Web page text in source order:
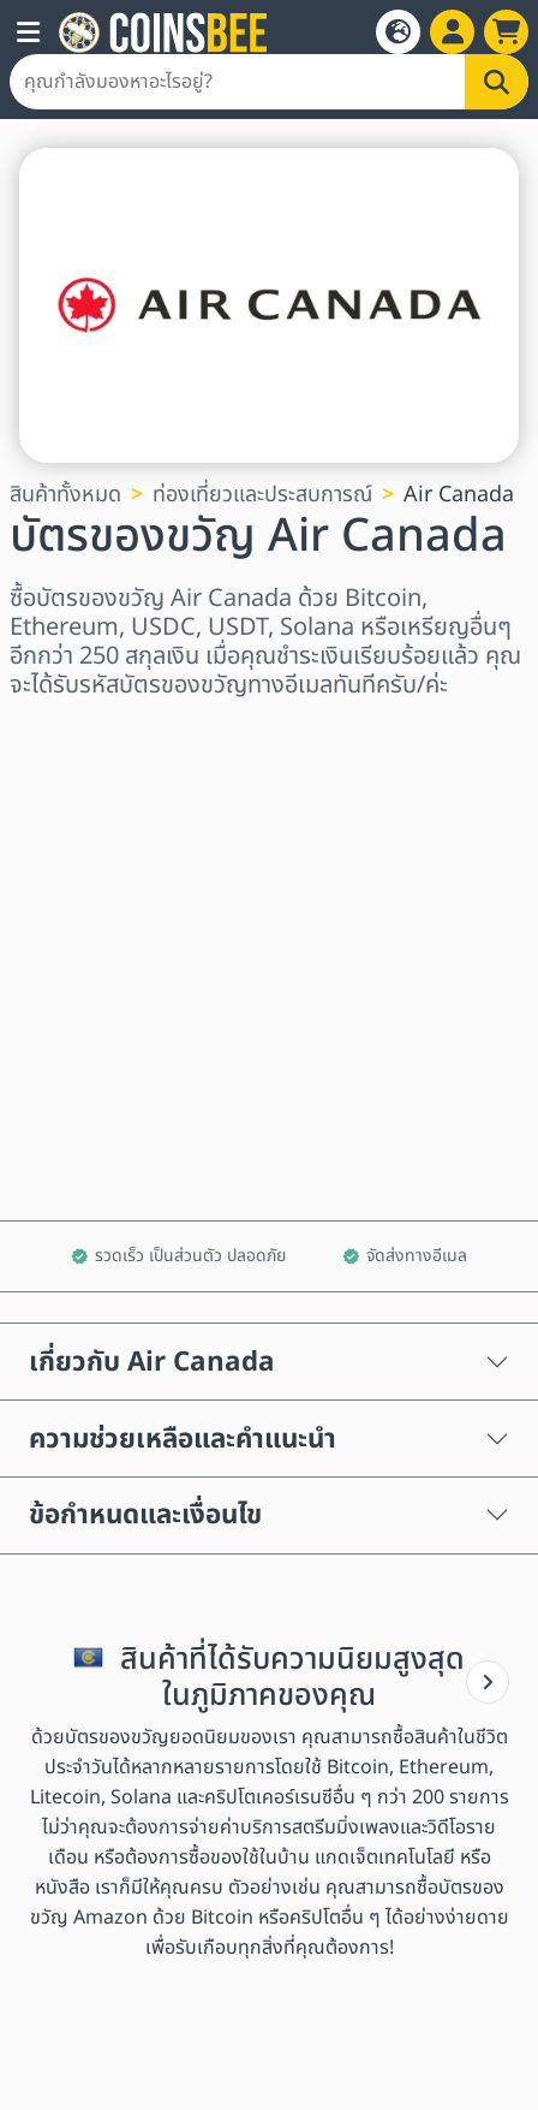
สินค้าทั้งหมด ท่องเที่ยวและประสบการณ์ Air Canada
บัตรของขวัญ Air Canada
ซื้อบัตรของขวัญ Air Canada ด้วย Bitcoin,
Ethereum, USDC, USDT, Solana หรือเหรียญอื่นๆ
อีกกว่า 250 สกุลเงิน เมื่อคุณชำระเงินเรียบร้อยแล้ว คุณ
จะได้รับรหัสบัตรของขวัญทางอีเมลทันทีครับ/ค่ะ
รวดเร็ว เป็นส่วนตัว ปลอดภัย จัดส่งทางอีเมล
เกี่ยวกับ Air Canada
ความช่วยเหลือและคำแนะนำ
ข้อกำหนดและเงื่อนไข
สินค้าที่ได้รับความนิยมสูงสุด
ในภูมิภาคของคุณ
ด้วยบัตรของขวัญยอดนิยมของเรา คุณสามารถซื้อสินค้าในชีวิต
ประจำวันได้หลากหลายรายการโดยใช้ Bitcoin, Ethereum,
Litecoin, Solana และคริปโตเคอร์เรนซีอื่น ๆ กว่า 200 รายการ
ไม่ว่าคุณจะต้องการจ่ายค่าบริการสตรีมมิ่งเพลงและวิดีโอราย
เดือน หรือต้องการซื้อของใช้ในบ้าน แกดเจ็ตเทคโนโลยี หรือ
หนังสือ เราก็มีให้คุณครบ ตัวอย่างเช่น คุณสามารถซื้อบัตรของ
ขวัญ Amazon ด้วย Bitcoin หรือคริปโตอื่น ๆ ได้อย่างง่ายดาย
เพื่อรับเกือบทุกสิ่งที่คุณต้องการ!